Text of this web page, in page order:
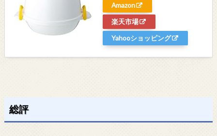
Amazon
楽天市場
Yahooショッピング
総評